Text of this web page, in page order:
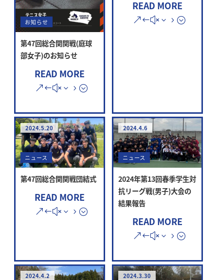
お知らせ
第47回総合関関戦(庭球
部女子)のお知らせ
READ MORE
READ MORE
2024.5.20
ニュース
第47回総合関関戦団結式
READ MORE
2024.4.6
ニュース
2024年第13回春季学生対
抗リーグ戦(男子)大会の
結果報告
READ MORE
2024.4.2 2024.3.30